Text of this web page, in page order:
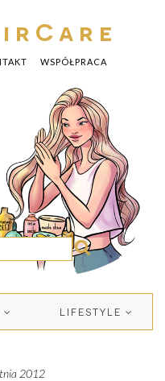
WSPÓŁPRACA
LIFESTYLE
2012